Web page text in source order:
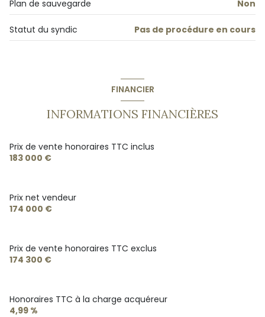
cave
quartier Les Virgiles
Plan de sauvegarde Non
Statut du syndic Pas de procédure en cours
FINANCIER
INFORMATIONS FINANCIÈRES
Prix de vente honoraires TTC inclus
183 000 €
Prix net vendeur
174 000 €
Prix de vente honoraires TTC exclus
174 300 €
Honoraires TTC à la charge acquéreur
4,99 %